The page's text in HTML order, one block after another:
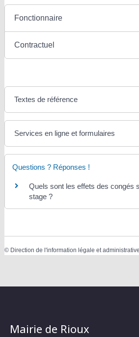
Fonctionnaire
Contractuel
Textes de référence
Services en ligne et formulaires
Questions ? Réponses !
Quels sont les effets des congés
stage ?
© Direction de l'information légale et administrative
Mairie de Rioux